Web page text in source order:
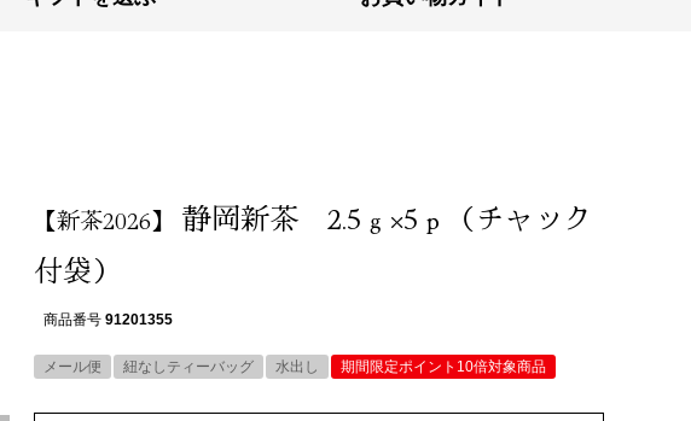
【新茶2026】
静岡新茶 2.5ｇ×5ｐ（チャック
付袋）
商品番号 91201355
メール便 紐なしティーバッグ 水出し 期間限定ポイント10倍対象商品